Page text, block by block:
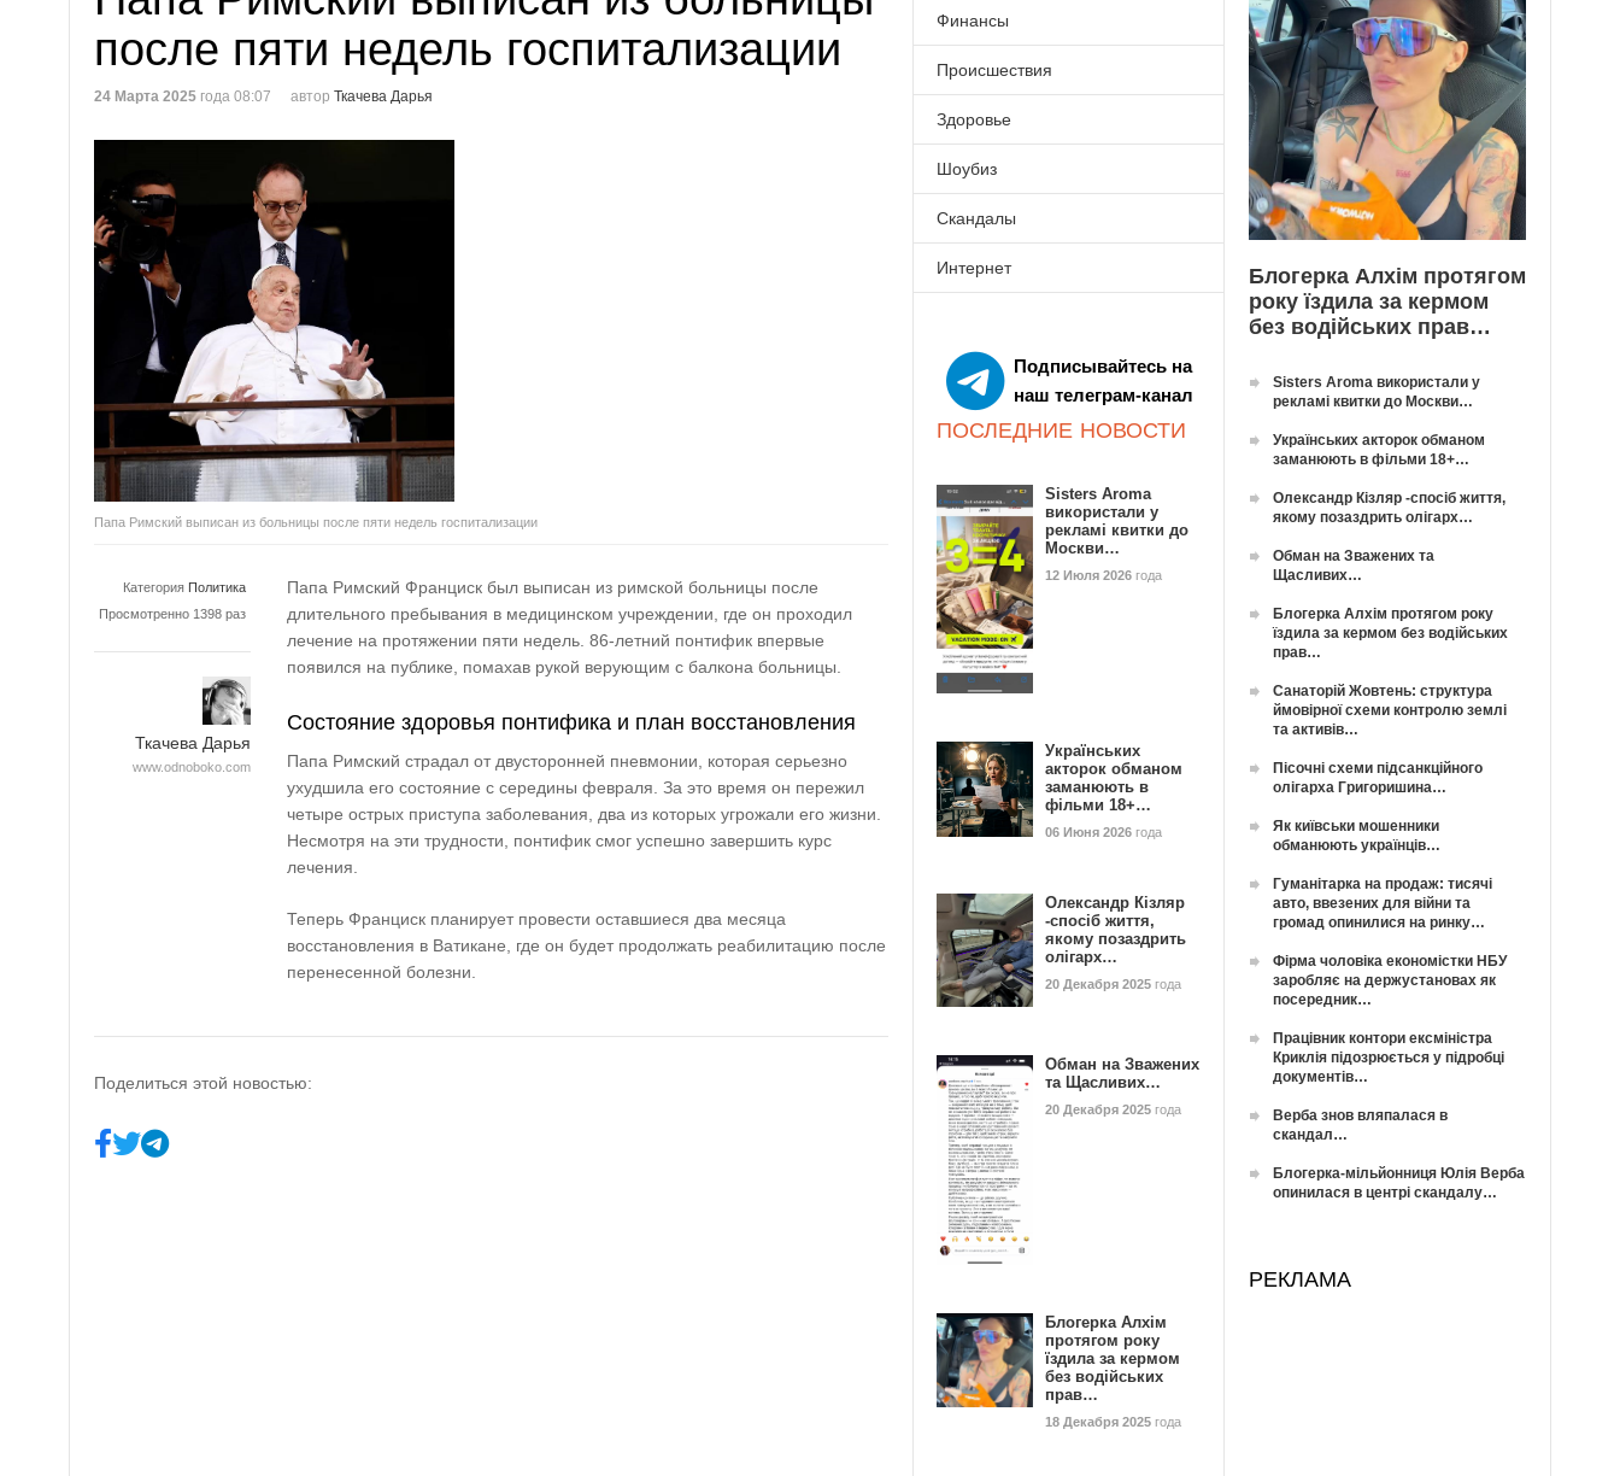
после пяти недель госпитализации
24 Марта 2025 года 08:07 автор Ткачева Дарья
Папа Римский выписан из больницы после пяти недель госпитализации
Категория Политика
Просмотренно 1398 раз
Ткачева Дарья
www.odnoboko.com
Папа Римский Франциск был выписан из римской больницы после
длительного пребывания в медицинском учреждении, где он проходил
лечение на протяжении пяти недель. 86-летний понтифик впервые
появился на публике, помахав рукой верующим с балкона больницы.
Состояние здоровья понтифика и план восстановления
Папа Римский страдал от двусторонней пневмонии, которая серьезно
ухудшила его состояние с середины февраля. За это время он пережил
четыре острых приступа заболевания, два из которых угрожали его жизни.
Несмотря на эти трудности, понтифик смог успешно завершить курс
лечения.
Теперь Франциск планирует провести оставшиеся два месяца
восстановления в Ватикане, где он будет продолжать реабилитацию после
перенесенной болезни.
Поделиться этой новостью:
Финансы
Происшествия
Здоровье
Шоубиз
Скандалы
Интернет
Подписывайтесь на
наш телеграм-канал
ПОСЛЕДНИЕ НОВОСТИ
Sisters Aroma
використали у
рекламі квитки до
Москви…
12 Июля 2026 года
Українських
акторок обманом
заманюють в
фільми 18+…
06 Июня 2026 года
Олександр Кізляр
-спосіб життя,
якому позаздрить
олігарх…
20 Декабря 2025 года
Обман на Зважених
та Щасливих…
20 Декабря 2025 года
Блогерка Алхім
протягом року
їздила за кермом
без водійських
прав…
18 Декабря 2025 года
Блогерка Алхім протягом
року їздила за кермом
без водійських прав…
Sisters Aroma використали у
рекламі квитки до Москви…
Українських акторок обманом
заманюють в фільми 18+…
Олександр Кізляр -спосіб життя,
якому позаздрить олігарх…
Обман на Зважених та
Щасливих…
Блогерка Алхім протягом року
їздила за кермом без водійських
прав…
Санаторій Жовтень: структура
ймовірної схеми контролю землі
та активів…
Пісочні схеми підсанкційного
олігарха Григоришина…
Як київськи мошенники
обманюють українців…
Гуманітарка на продаж: тисячі
авто, ввезених для війни та
громад опинилися на ринку…
Фірма чоловіка економістки НБУ
заробляє на держустановах як
посередник…
Працівник контори ексміністра
Криклія підозрюється у підробці
документів…
Верба знов вляпалася в
скандал…
Блогерка-мільйонниця Юлія Верба
опинилася в центрі скандалу…
РЕКЛАМА